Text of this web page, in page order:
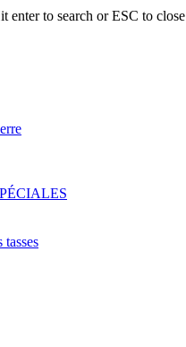
enter to search or ESC to close
tasses